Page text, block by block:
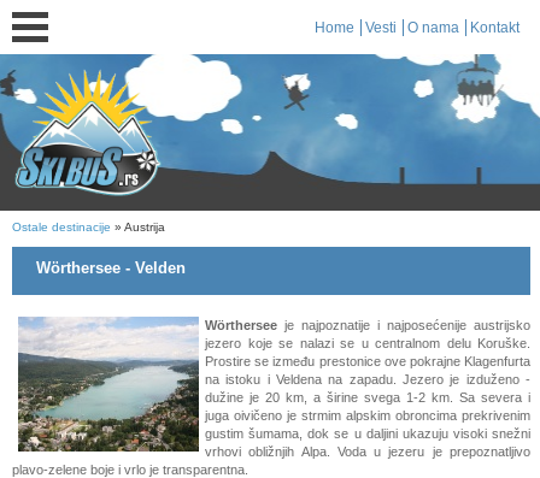
Home Vesti O nama Kontakt
Ostale destinacije » Austrija
Wörthersee - Velden
Wörthersee je najpoznatije i najposećenije austrijsko
jezero koje se nalazi se u centralnom delu Koruške.
Prostire se između prestonice ove pokrajne Klagenfurta
na istoku i Veldena na zapadu. Jezero je izduženo -
dužine je 20 km, a širine svega 1-2 km. Sa severa i
juga oivičeno je strmim alpskim obroncima prekrivenim
gustim šumama, dok se u daljini ukazuju visoki snežni
vrhovi obližnjih Alpa. Voda u jezeru je prepoznatljivo
plavo-zelene boje i vrlo je transparentna.